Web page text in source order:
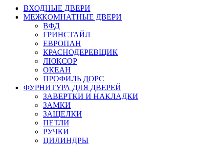
ВХОДНЫЕ ДВЕРИ
МЕЖКОМНАТНЫЕ ДВЕРИ
ВФД
ГРИНСТАЙЛ
ЕВРОПАН
КРАСНОДЕРЕВЩИК
ЛЮКСОР
ОКЕАН
ПРОФИЛЬ ДОРС
ФУРНИТУРА ДЛЯ ДВЕРЕЙ
ЗАВЕРТКИ И НАКЛАДКИ
ЗАМКИ
ЗАЩЕЛКИ
ПЕТЛИ
РУЧКИ
ЦИЛИНДРЫ